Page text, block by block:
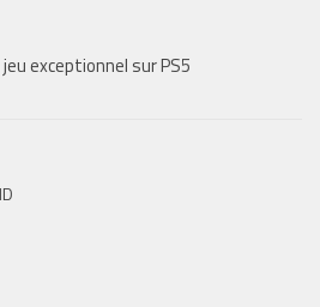
exceptionnel sur PS5